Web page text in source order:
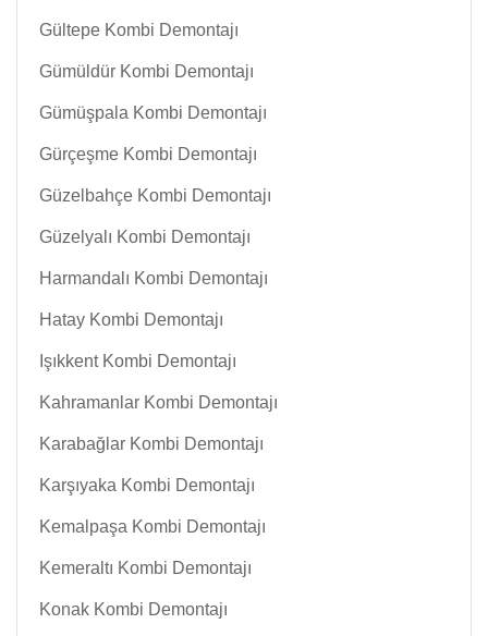
Gültepe Kombi Demontajı
Gümüldür Kombi Demontajı
Gümüşpala Kombi Demontajı
Gürçeşme Kombi Demontajı
Güzelbahçe Kombi Demontajı
Güzelyalı Kombi Demontajı
Harmandalı Kombi Demontajı
Hatay Kombi Demontajı
Işıkkent Kombi Demontajı
Kahramanlar Kombi Demontajı
Karabağlar Kombi Demontajı
Karşıyaka Kombi Demontajı
Kemalpaşa Kombi Demontajı
Kemeraltı Kombi Demontajı
Konak Kombi Demontajı